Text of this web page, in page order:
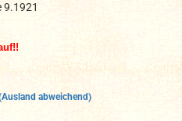
9.1921
abweichend)